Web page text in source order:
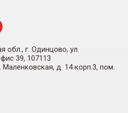
обл., г. Одинцово, ул.
39, 107113
Маленковская, д. 14 корп.3, пом.